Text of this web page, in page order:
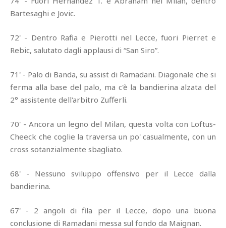
Bartesaghi e Jovic.
72' - Dentro Rafia e Pierotti nel Lecce, fuori Pierret e
Rebic, salutato dagli applausi di “San Siro”.
71' - Palo di Banda, su assist di Ramadani. Diagonale che si
ferma alla base del palo, ma c'è la bandierina alzata del
2° assistente dell'arbitro Zufferli.
70' - Ancora un legno del Milan, questa volta con Loftus-
Cheeck che coglie la traversa un po' casualmente, con un
cross sotanzialmente sbagliato.
68' - Nessuno sviluppo offensivo per il Lecce dalla
bandierina.
67' - 2 angoli di fila per il Lecce, dopo una buona
conclusione di Ramadani messa sul fondo da Maignan.